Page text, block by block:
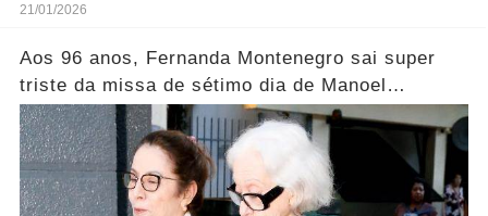
21/01/2026
Aos 96 anos, Fernanda Montenegro sai super
triste da missa de sétimo dia de Manoel
Carlos..... Ver mais